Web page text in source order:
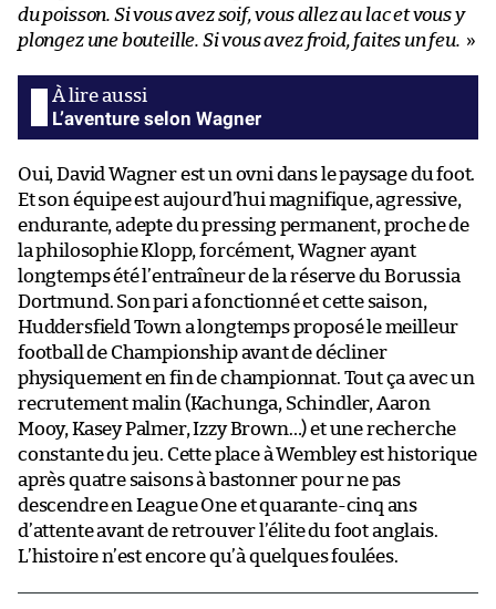
du poisson. Si vous avez soif, vous allez au lac et vous y
plongez une bouteille. Si vous avez froid, faites un feu. »
L’aventure selon Wagner
Oui, David Wagner est un ovni dans le paysage du foot.
Et son équipe est aujourd’hui magnifique, agressive,
endurante, adepte du pressing permanent, proche de
la philosophie Klopp, forcément, Wagner ayant
longtemps été l’entraîneur de la réserve du Borussia
Dortmund. Son pari a fonctionné et cette saison,
Huddersfield Town a longtemps proposé le meilleur
football de Championship avant de décliner
physiquement en fin de championnat. Tout ça avec un
recrutement malin (Kachunga, Schindler, Aaron
Mooy, Kasey Palmer, Izzy Brown…) et une recherche
constante du jeu. Cette place à Wembley est historique
après quatre saisons à bastonner pour ne pas
descendre en League One et quarante-cinq ans
d’attente avant de retrouver l’élite du foot anglais.
L’histoire n’est encore qu’à quelques foulées.